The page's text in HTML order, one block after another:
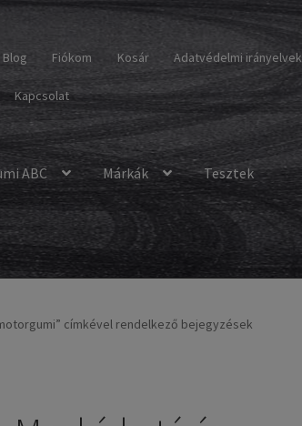
Blog Fiókom Kosár Adatvédelmi irányelvek
Kapcsolat
ABC Márkák Tesztek
címkével rendelkező bejegyzések